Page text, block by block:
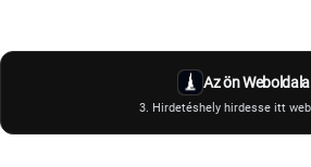
Az ön Weboldala
3. Hirdetéshely hirdesse itt